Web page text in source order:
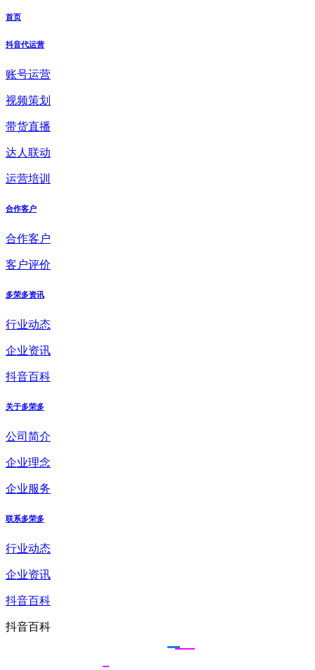
首页
抖音代运营
账号运营
视频策划
带货直播
达人联动
运营培训
合作客户
合作客户
客户评价
多荣多资讯
行业动态
企业资讯
抖音百科
关于多荣多
公司简介
企业理念
企业服务
联系多荣多
行业动态
企业资讯
抖音百科
抖音百科